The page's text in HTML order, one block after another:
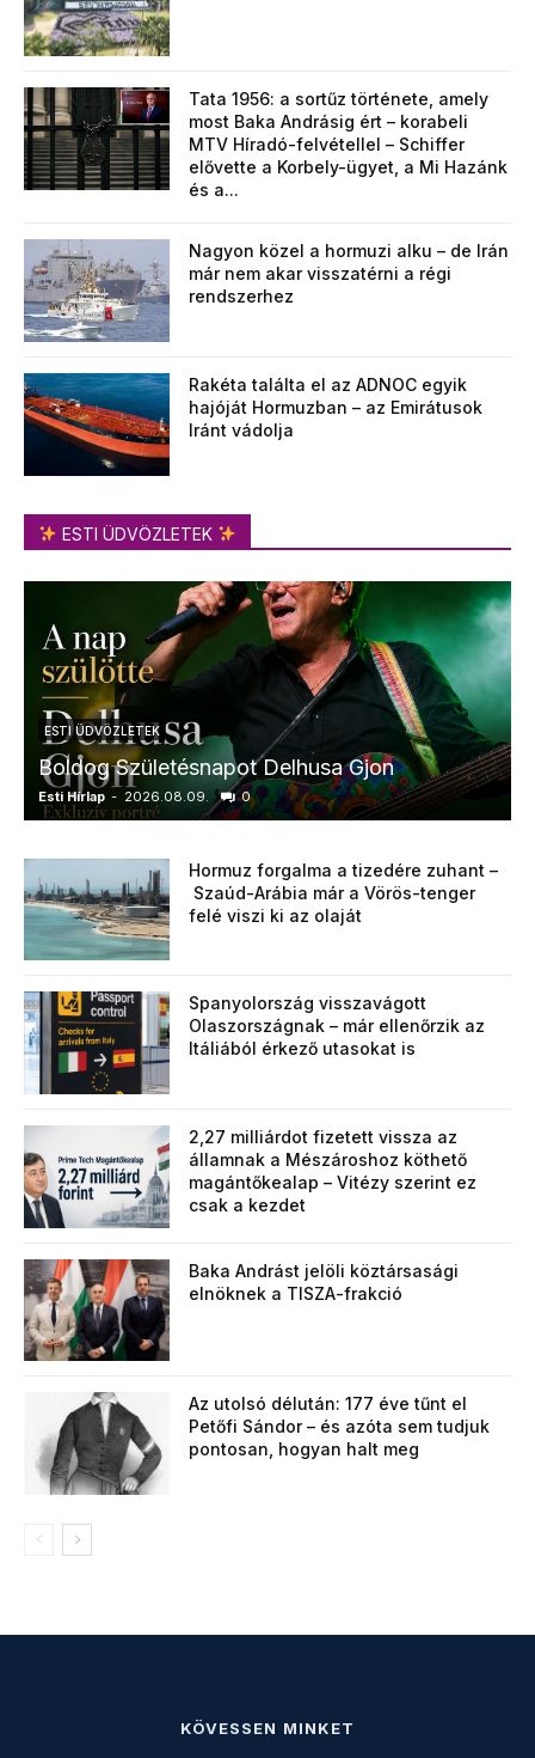
Tata 1956: a sortűz története, amely
most Baka Andrásig ért – korabeli
MTV Híradó-felvétellel – Schiffer
elővette a Korbely-ügyet, a Mi Hazánk
és a...
Nagyon közel a hormuzi alku – de Irán
már nem akar visszatérni a régi
rendszerhez
Rakéta találta el az ADNOC egyik
hajóját Hormuzban – az Emirátusok
Iránt vádolja
ESTI ÜDVÖZLETEK
ESTI ÜDVÖZLETEK
Boldog Születésnapot Delhusa Gjon
Esti Hírlap - 2026.08.09. 0
Hormuz forgalma a tizedére zuhant –
Szaúd-Arábia már a Vörös-tenger
felé viszi ki az olaját
Spanyolország visszavágott
Olaszországnak – már ellenőrzik az
Itáliából érkező utasokat is
2,27 milliárdot fizetett vissza az
államnak a Mészároshoz köthető
magántőkealap – Vitézy szerint ez
csak a kezdet
Baka Andrást jelöli köztársasági
elnöknek a TISZA-frakció
Az utolsó délután: 177 éve tűnt el
Petőfi Sándor – és azóta sem tudjuk
pontosan, hogyan halt meg
KÖVESSEN MINKET